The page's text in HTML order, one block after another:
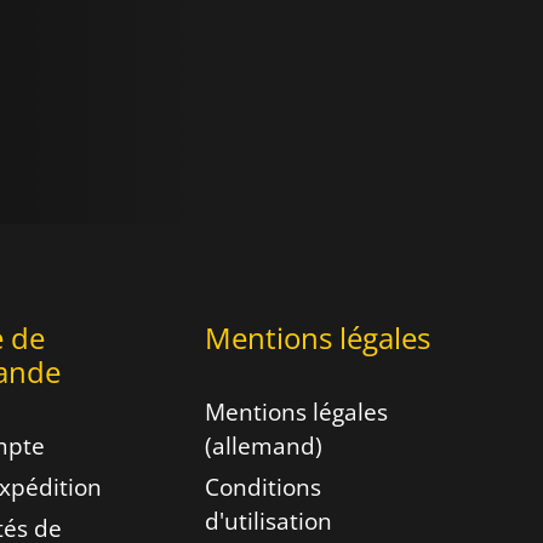
de
de
Mentions légales
Mentions légales
(allemand)
Conditions
d'utilisation